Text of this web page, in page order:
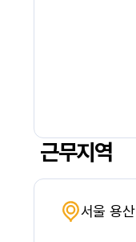
근무지역
서울 용산